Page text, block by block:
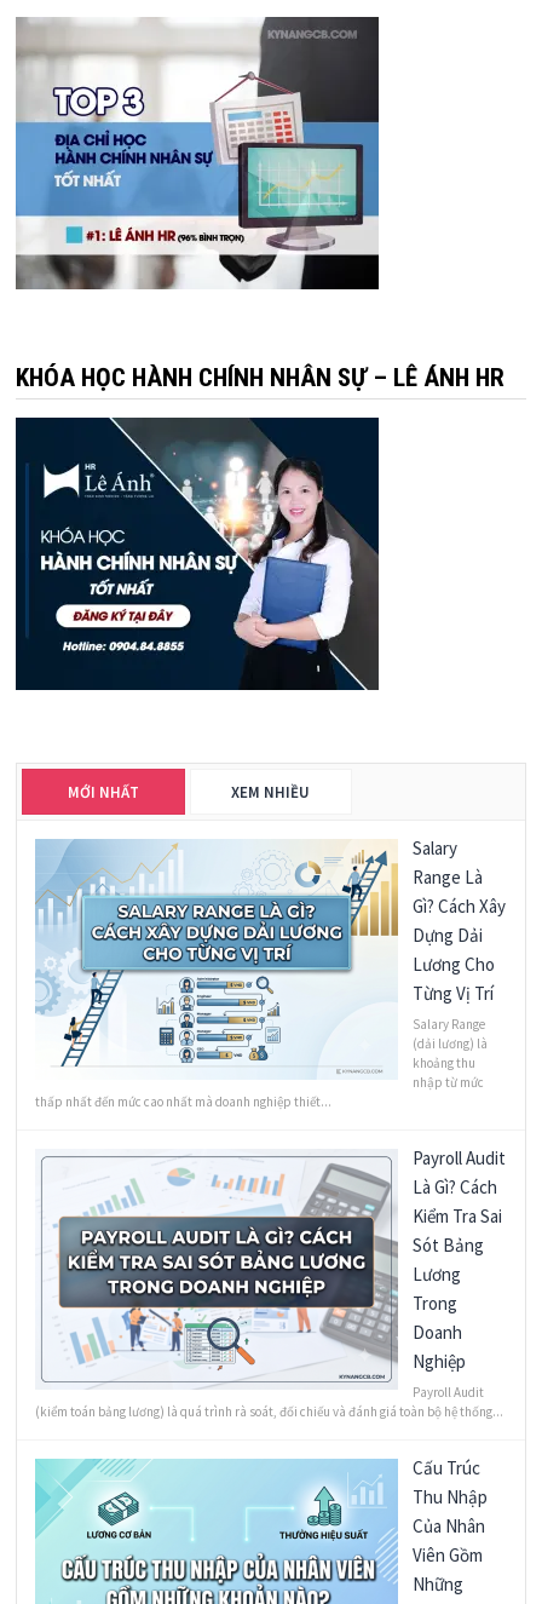
KHÓA HỌC HÀNH CHÍNH NHÂN SỰ – LÊ ÁNH HR
MỚI NHẤT XEM NHIỀU
Salary
Range Là
Gì? Cách Xây
Dựng Dải
Lương Cho
Từng Vị Trí
Salary Range
(dải lương) là
khoảng thu
nhập từ mức
thấp nhất đến mức cao nhất mà doanh nghiệp thiết...
Payroll Audit
Là Gì? Cách
Kiểm Tra Sai
Sót Bảng
Lương
Trong
Doanh
Nghiệp
Payroll Audit
(kiểm toán bảng lương) là quá trình rà soát, đối chiếu và đánh giá toàn bộ hệ thống...
Cấu Trúc
Thu Nhập
Của Nhân
Viên Gồm
Những